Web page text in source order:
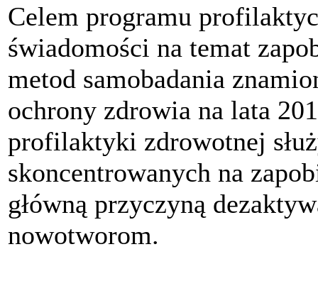
Celem programu
świadomości na temat
metod samobadania
ochrony zdrowia na lata
profilaktyki zdrowotnej
skoncentrowanych na
główną przyczyną
nowotworom.